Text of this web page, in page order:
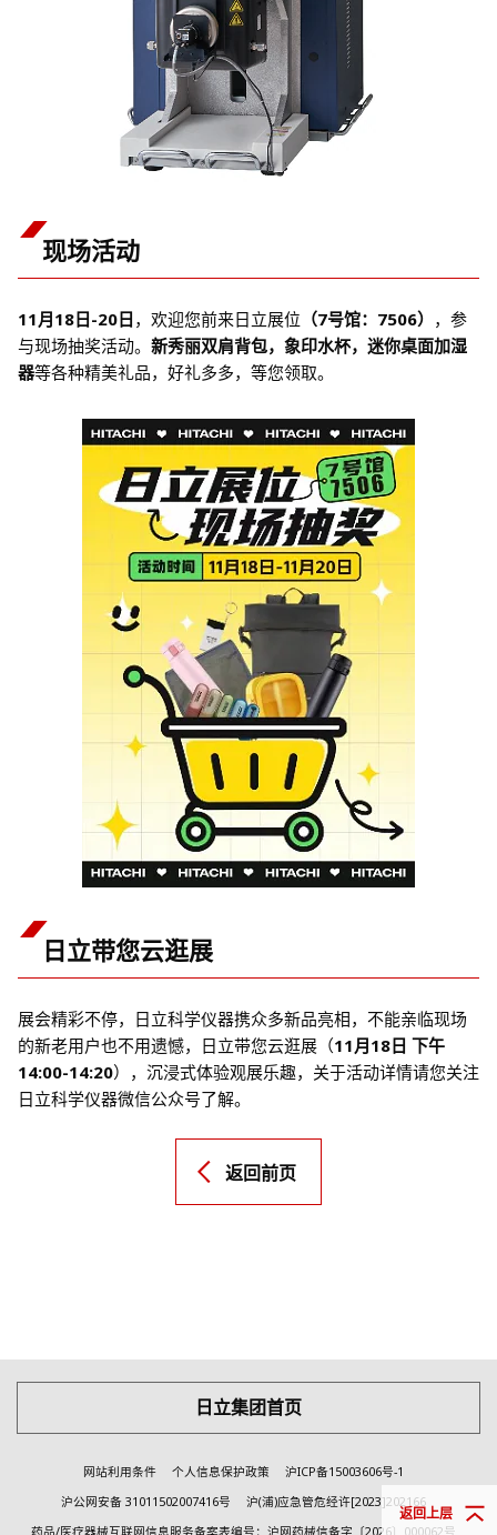
现场活动
11月18日-20日 ，欢迎您前来日立展位 （7号馆：7506） ，参
与现场抽奖活动。 新秀丽双肩背包，象印水杯，迷你桌面加湿
器等各种精美礼品，好礼多多，等您领取。
日立带您云逛展
展会精彩不停，日立科学仪器携众多新品亮相，不能亲临现场
的新老用户也不用遗憾，日立带您云逛展（11月18日 下午
14:00-14:20），沉浸式体验观展乐趣，关于活动详情请您关注
日立科学仪器微信公众号了解。
返回前页
返回上层
日立集团首页
网站利用条件 个人信息保护政策
沪ICP备15003606号-1
沪公网安备 31011502007416号
沪(浦)应急管危经许[2023]202166
药品/医疗器械互联网信息服务备案表编号：沪网药械信备字〔2026〕000062号